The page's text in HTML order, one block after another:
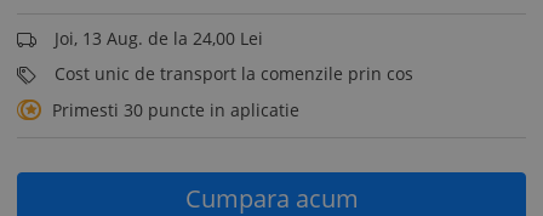
Joi, 13 Aug. de la 24,00 Lei
Cost unic de transport la comenzile prin cos
Primesti 30 puncte in aplicatie
Cumpara acum